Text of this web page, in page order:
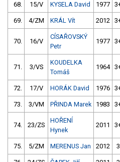
68. 15/V KYSELA David 1977
69. 4/ZM KRÁL Vít 2012
70. 16/V
CÍSAŘOVSKÝ
Petr
1977
71. 3/VS
KOUDELKA
Tomáš
1964
72. 17/V HORÁK David 1976
73. 3/VM PŘINDA Marek 1983
74. 23/ZS
HOŘENÍ
Hynek
2011
75. 5/ZM MERENUS Jan 2012 3